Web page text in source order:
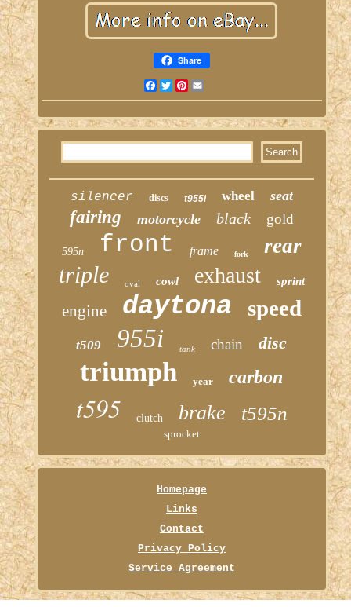
Share
Facebook
TwitterPinterest
silencer discs t955i wheel seat
fairing motorcycle black gold
595n front frame fork rear
triple oval cowl exhaust sprint
engine daytona speed
t509 955i tank chain disc
triumph year carbon
t595 clutch brake t595n
sprocket
Homepage
Links
Contact
Privacy Policy
Service Agreement